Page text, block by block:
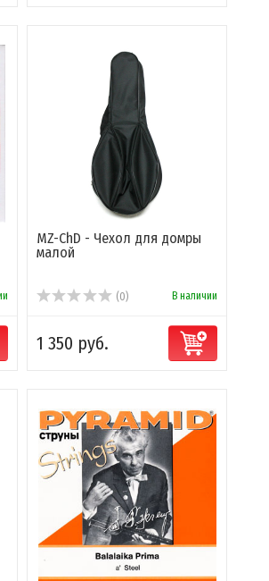
MZ-ChD - Чехол для домры
малой
(0) В наличии
1 350 руб.